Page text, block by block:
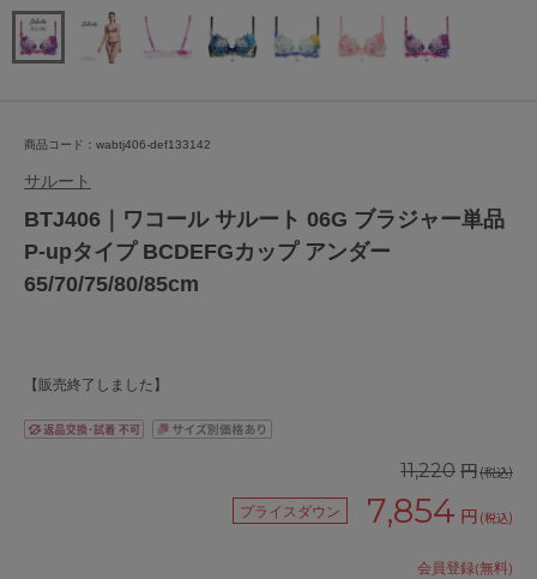
商品コード：wabtj406-def133142
サルート
BTJ406｜ワコール サルート 06G ブラジャー単品
P-upタイプ BCDEFGカップ アンダー
65/70/75/80/85cm
【販売終了しました】
11,220 円(税込)
プライスダウン 7,854 円 (税込)
会員登録(無料)